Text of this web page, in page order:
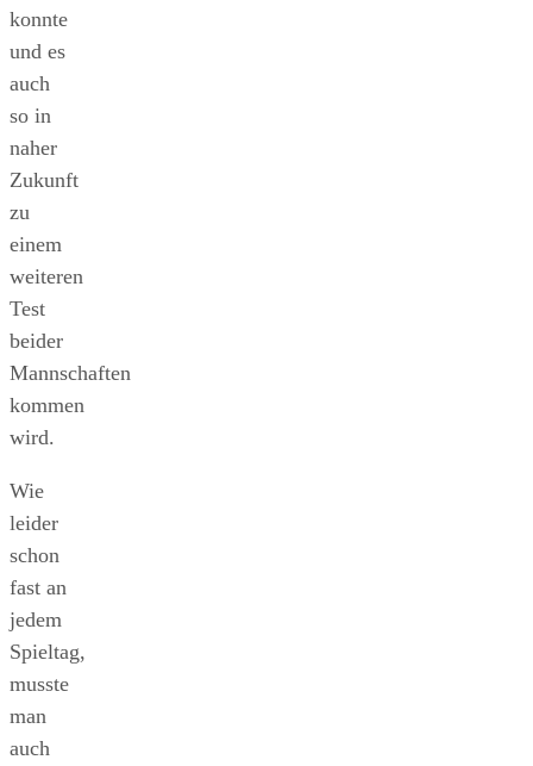
konnte
und es
auch
so in
naher
Zukunft
zu
einem
weiteren
Test
beider
Mannschaften
kommen
wird.
Wie
leider
schon
fast an
jedem
Spieltag,
musste
man
auch